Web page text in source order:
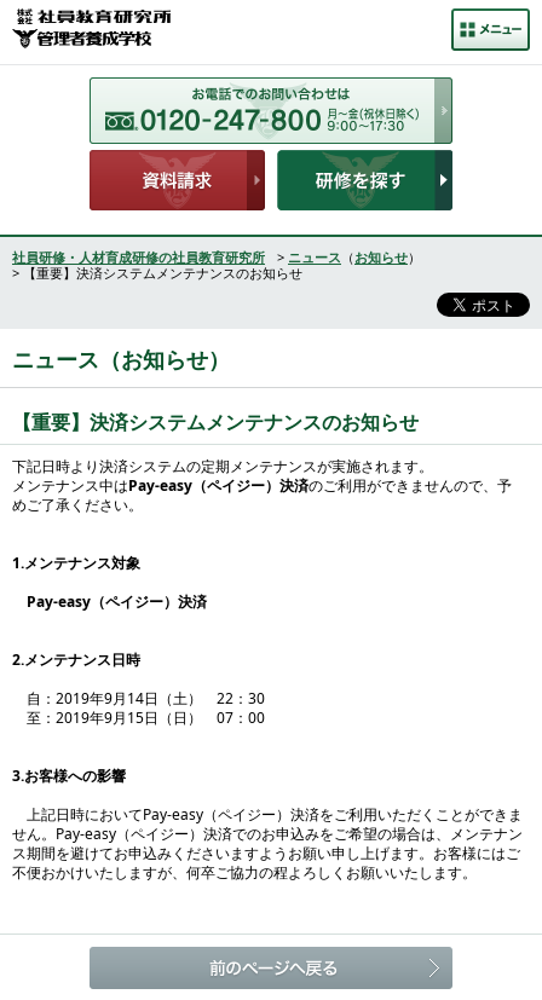
社員研修・人材育成研修の社員教育研究所 > ニュース （ お知らせ）
> 【重要】決済システムメンテナンスのお知らせ
ニュース（お知らせ）
【重要】決済システムメンテナンスのお知らせ
下記日時より決済システムの定期メンテナンスが実施されます。
メンテナンス中はPay-easy（ペイジー）決済のご利用ができませんので、予
めご了承ください。
1.メンテナンス対象
Pay-easy（ペイジー）決済
2.メンテナンス日時
自：2019年9月14日（土） 22：30
至：2019年9月15日（日） 07：00
3.お客様への影響
上記日時においてPay-easy（ペイジー）決済をご利用いただくことができま
せん。Pay-easy（ペイジー）決済でのお申込みをご希望の場合は、メンテナン
ス期間を避けてお申込みくださいますようお願い申し上げます。お客様にはご
不便おかけいたしますが、何卒ご協力の程よろしくお願いいたします。